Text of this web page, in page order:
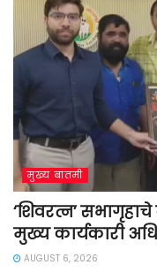
मुख्य बातमी
‘शिवरत्न’
मुख्य कार्यकारी
AUGUST 6, 2026